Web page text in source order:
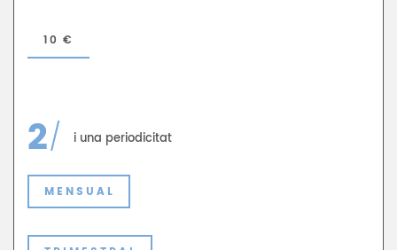
2/ i una periodicitat
MENSUAL